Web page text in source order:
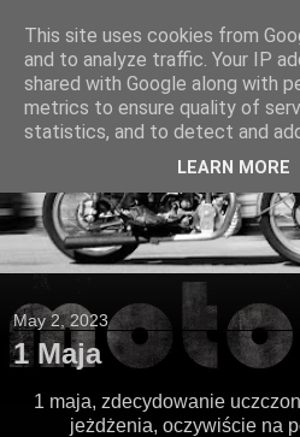
May 2, 2023
1 Maja
1 maja, zdecydowanie
jeżdżenia, oczywiście na
This site uses cookies from
and to analyze traffic. Your IP
shared with Google along with
metrics to ensure quality of
statistics, and to detect and
LEARN MORE